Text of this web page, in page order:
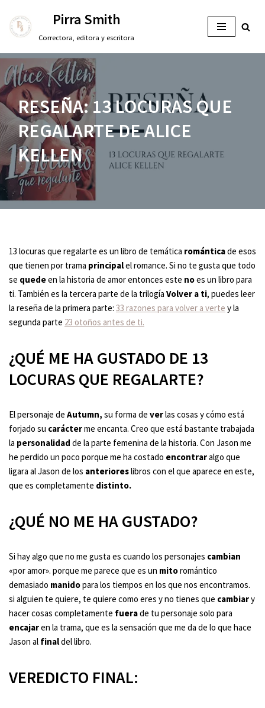
Saltar
contenido
Pirra Smith
Correctora, editora y escritora
RESEÑA: 13 LOCURAS QUE
REGALARTE DE ALICE
KELLEN
13 locuras que regalarte es un libro de temática románticade esos
que tienen por trama principalel romance. Si no te gusta que todo
se quedeen la historia de amor entonces este noes un libro para
ti. También es la tercera parte de la trilogía Volver a ti, puedes leer
la reseña de la primera parte: 33 razones para volver a verte y la
segunda parte 23 otoños antes de ti.
¿QUÉ ME HA GUSTADO DE 13
LOCURAS QUE REGALARTE?
El personaje de Autumn, su forma de verlas cosas y cómo está
forjado su carácterme encanta. Creo que está bastante trabajada
la personalidad de la parte femenina de la historia. Con Jason me
he perdido un poco porque me ha costado encontraralgo que
ligara al Jason de los anterioreslibros con el que aparece en este,
que es completamente distinto.
¿QUÉ NO ME HA GUSTADO?
Si hay algo que no me gusta es cuando los personajes cambian
«por amor». porque me parece que es un mitoromántico
demasiado manidopara los tiempos en los que nos encontramos.
si alguien te quiere, te quiere como eres y no tienes que cambiary
hacer cosas completamente fuerade tu personaje solo para
encajaren la trama, que es la sensación que me da de lo que hace
Jason al finaldel libro.
VEREDICTO FINAL: